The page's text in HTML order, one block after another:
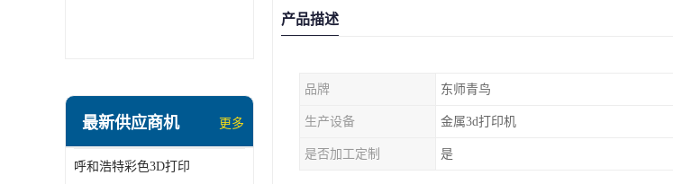
最新供应商机 更多
呼和浩特彩色3D打印
产品描述
品牌 东师青鸟
生产设备 金属3d打印机
是否加工定制 是